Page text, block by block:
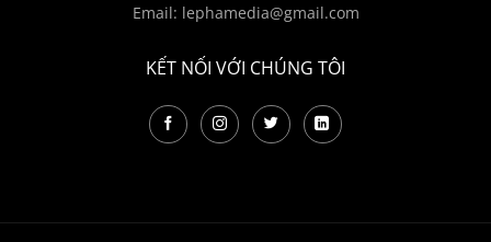
Email: lephamedia@gmail.com
KẾT NỐI VỚI CHÚNG TÔI